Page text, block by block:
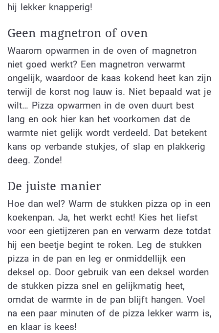
hij lekker knapperig!
Geen magnetron of oven
Waarom opwarmen in de oven of magnetron
niet goed werkt? Een magnetron verwarmt
ongelijk, waardoor de kaas kokend heet kan zijn
terwijl de korst nog lauw is. Niet bepaald wat je
wilt… Pizza opwarmen in de oven duurt best
lang en ook hier kan het voorkomen dat de
warmte niet gelijk wordt verdeeld. Dat betekent
kans op verbande stukjes, of slap en plakkerig
deeg. Zonde!
De juiste manier
Hoe dan wel? Warm de stukken pizza op in een
koekenpan. Ja, het werkt echt! Kies het liefst
voor een gietijzeren pan en verwarm deze totdat
hij een beetje begint te roken. Leg de stukken
pizza in de pan en leg er onmiddellijk een
deksel op. Door gebruik van een deksel worden
de stukken pizza snel en gelijkmatig heet,
omdat de warmte in de pan blijft hangen. Voel
na een paar minuten of de pizza lekker warm is,
en klaar is kees!